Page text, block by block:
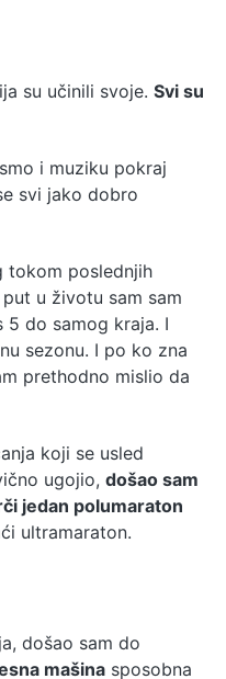
su učinili svoje. Svi su
i muziku pokraj
svi jako dobro
tokom poslednjih
u životu sam sam
5 do samog kraja. I
sezonu. I po ko zna
prethodno mislio da
koji se usled
ugojio, došao sam
jedan polumaraton
ultramaraton.
došao sam do
mašina sposobna